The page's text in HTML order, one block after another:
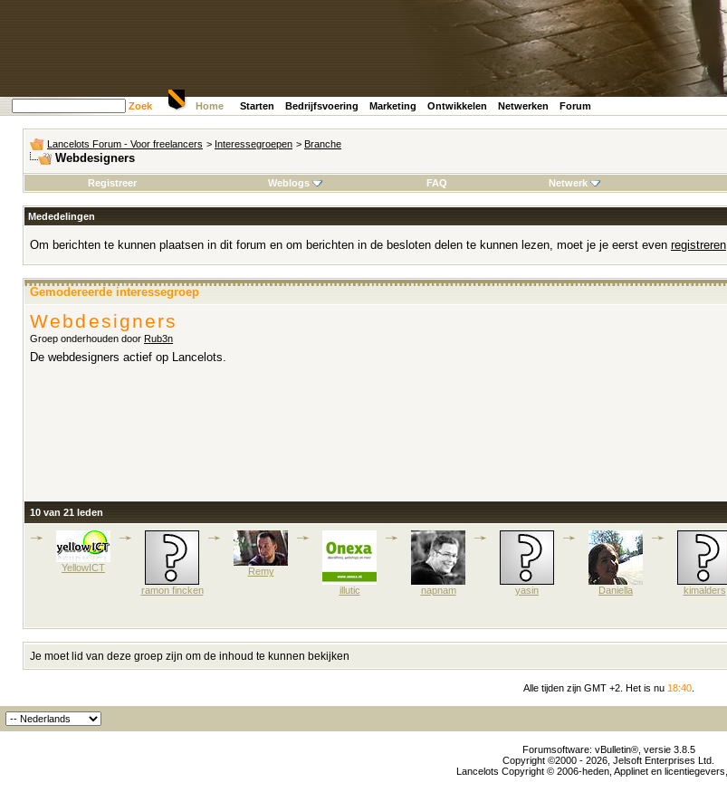
Zoek Home Starten Bedrijfsvoering Marketing Ontwikkelen Netwerken Forum
Lancelots Forum - Voor freelancers > Interessegroepen > Branche
Webdesigners
Registreer
Weblogs FAQ Netwerk
Mededelingen
Om berichten te kunnen plaatsen in dit forum en om berichten in de besloten delen te kunnen lezen, moet je je eerst even registreren
Gemodereerde interessegroep
Webdesigners
Groep onderhouden door Rub3n
De webdesigners actief op Lancelots.
10 van 21 leden
YellowICT
ramon fincken
Remy
illutic
napnam yasin Daniella kimalders
Je moet lid van deze groep zijn om de inhoud te kunnen bekijken
Alle tijden zijn GMT +2. Het is nu 18:40.
Forumsoftware: vBulletin®, versie 3.8.5
Copyright ©2000 - 2026, Jelsoft Enterprises Ltd.
Lancelots Copyright © 2006-heden, Applinet en licentiegevers,